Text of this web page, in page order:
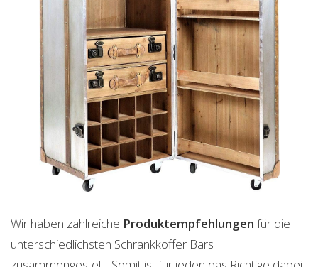
Wir haben zahlreiche Produktempfehlungen für die
unterschiedlichsten Schrankkoffer Bars